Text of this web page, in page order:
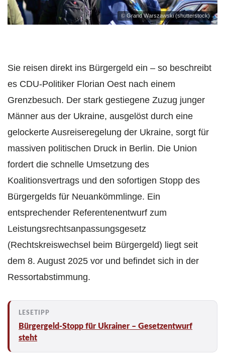
© Grand Warszawski (shutterstock)
Sie reisen direkt ins Bürgergeld ein – so beschreibt
es CDU-Politiker Florian Oest nach einem
Grenzbesuch. Der stark gestiegene Zuzug junger
Männer aus der Ukraine, ausgelöst durch eine
gelockerte Ausreiseregelung der Ukraine, sorgt für
massiven politischen Druck in Berlin. Die Union
fordert die schnelle Umsetzung des
Koalitionsvertrags und den sofortigen Stopp des
Bürgergelds für Neuankömmlinge. Ein
entsprechender Referentenentwurf zum
Leistungsrechtsanpassungsgesetz
(Rechtskreiswechsel beim Bürgergeld) liegt seit
dem 8. August 2025 vor und befindet sich in der
Ressortabstimmung.
Bürgergeld-Stopp für Ukrainer – Gesetzentwurf
steht